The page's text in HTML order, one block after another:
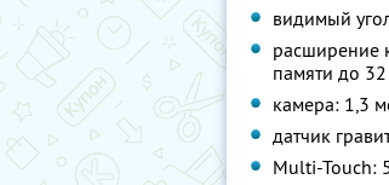
видимый
расширение
памяти до 32
камера: 1,3
датчик
Multi-Touch: